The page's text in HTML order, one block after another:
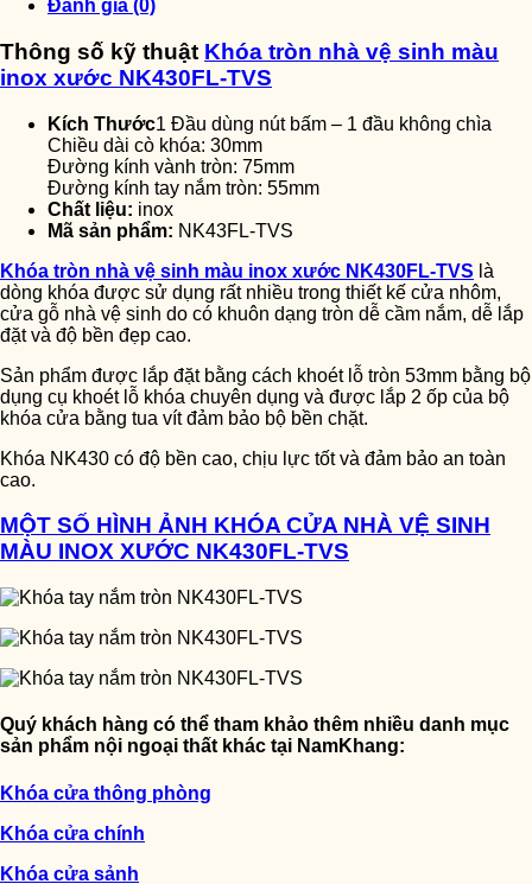
Đánh giá (0)
Thông số kỹ thuật Khóa tròn nhà vệ sinh màu
inox xước NK430FL-TVS
Kích Thước1 Đầu dùng nút bấm – 1 đầu không chìa
Chiều dài cò khóa: 30mm
Đường kính vành tròn: 75mm
Đường kính tay nắm tròn: 55mm
Chất liệu: inox
Mã sản phẩm: NK43FL-TVS
Khóa tròn nhà vệ sinh màu inox xước NK430FL-TVS là
dòng khóa được sử dụng rất nhiều trong thiết kế cửa nhôm,
cửa gỗ nhà vệ sinh do có khuôn dạng tròn dễ cầm nắm, dễ lắp
đặt và độ bền đẹp cao.
Sản phẩm được lắp đặt bằng cách khoét lỗ tròn 53mm bằng bộ
dụng cụ khoét lỗ khóa chuyên dụng và được lắp 2 ốp của bộ
khóa cửa bằng tua vít đảm bảo bộ bền chặt.
Khóa NK430 có độ bền cao, chịu lực tốt và đảm bảo an toàn
cao.
MỘT SỐ HÌNH ẢNH KHÓA CỬA NHÀ VỆ SINH
MÀU INOX XƯỚC NK430FL-TVS
Quý khách hàng có thể tham khảo thêm nhiều danh mục
sản phẩm nội ngoại thất khác tại NamKhang:
Khóa cửa thông phòng
Khóa cửa chính
Khóa cửa sảnh